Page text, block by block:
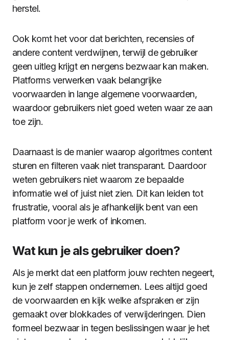
herstel.
Ook komt het voor dat berichten, recensies of
andere content verdwijnen, terwijl de gebruiker
geen uitleg krijgt en nergens bezwaar kan maken.
Platforms verwerken vaak belangrijke
voorwaarden in lange algemene voorwaarden,
waardoor gebruikers niet goed weten waar ze aan
toe zijn.
Daarnaast is de manier waarop algoritmes content
sturen en filteren vaak niet transparant. Daardoor
weten gebruikers niet waarom ze bepaalde
informatie wel of juist niet zien. Dit kan leiden tot
frustratie, vooral als je afhankelijk bent van een
platform voor je werk of inkomen.
Wat kun je als gebruiker doen?
Als je merkt dat een platform jouw rechten negeert,
kun je zelf stappen ondernemen. Lees altijd goed
de voorwaarden en kijk welke afspraken er zijn
gemaakt over blokkades of verwijderingen. Dien
formeel bezwaar in tegen beslissingen waar je het